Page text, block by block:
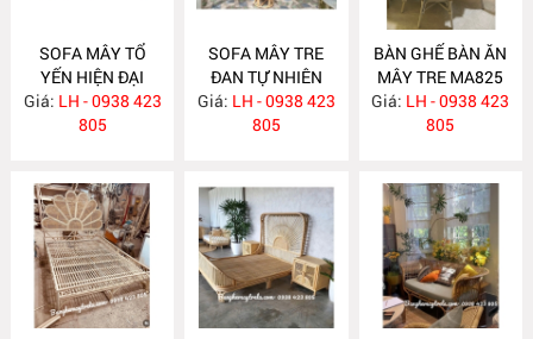
SOFA MÂY TỔ
YẾN HIỆN ĐẠI
MA831
Giá: LH - 0938 423
805
SOFA MÂY TRE
ĐAN TỰ NHIÊN
MA830
Giá: LH - 0938 423
805
BÀN GHẾ BÀN ĂN
MÂY TRE MA825
Giá: LH - 0938 423
805